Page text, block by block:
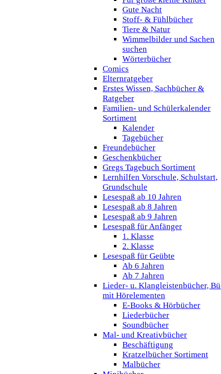
Gute Nacht
Stoff- & Fühlbücher
Tiere & Natur
Wimmelbilder und Sachen
suchen
Wörterbücher
Comics
Elternratgeber
Erstes Wissen, Sachbücher &
Ratgeber
Familien- und Schülerkalender
Sortiment
Kalender
Tagebücher
Freundebücher
Geschenkbücher
Gregs Tagebuch Sortiment
Lernhilfen Vorschule, Schulstart,
Grundschule
Lesespaß ab 10 Jahren
Lesespaß ab 8 Jahren
Lesespaß ab 9 Jahren
Lesespaß für Anfänger
1. Klasse
2. Klasse
Lesespaß für Geübte
Ab 6 Jahren
Ab 7 Jahren
Lieder- u. Klangleistenbücher,
mit Hörelementen
E-Books & Hörbücher
Liederbücher
Soundbücher
Mal- und Kreativbücher
Beschäftigung
Kratzelbücher Sortiment
Malbücher